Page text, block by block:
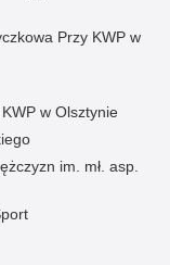
Przy KWP w
w Olsztynie
im. mł. asp.